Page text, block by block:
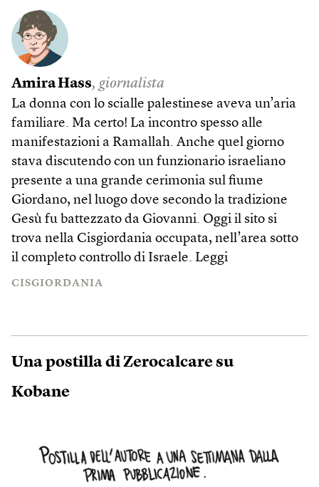
Amira Hass, giornalista
La donna con lo scialle palestinese aveva un’aria
familiare. Ma certo! La incontro spesso alle
manifestazioni a Ramallah. Anche quel giorno
stava discutendo con un funzionario israeliano
presente a una grande cerimonia sul fiume
Giordano, nel luogo dove secondo la tradizione
Gesù fu battezzato da Giovanni. Oggi il sito si
trova nella Cisgiordania occupata, nell’area sotto
il completo controllo di Israele. Leggi
CISGIORDANIA
Una postilla di Zerocalcare su
Kobane